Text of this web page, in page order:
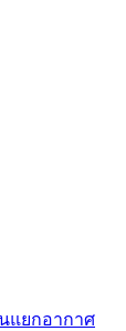
แยกอากาศ